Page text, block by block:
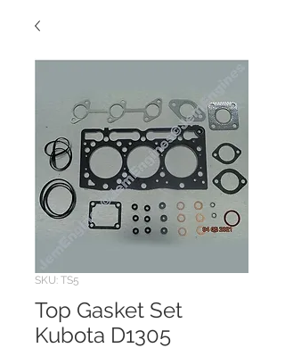
SKU: TS5
Top Gasket Set
Kubota D1305